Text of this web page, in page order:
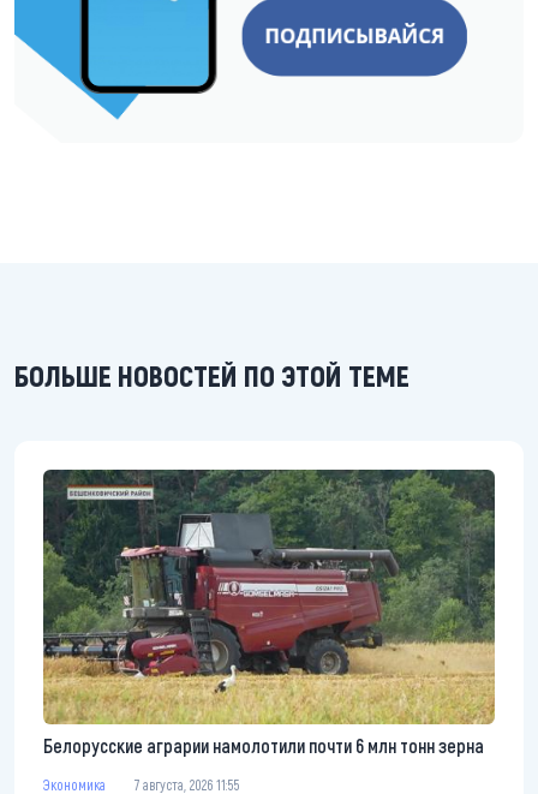
БОЛЬШЕ НОВОСТЕЙ ПО ЭТОЙ ТЕМЕ
Белорусские аграрии намолотили почти 6 млн тонн зерна
Экономика 7 августа, 2026 11:55